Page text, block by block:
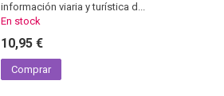
información viaria y turística d...
En stock
10,95 €
Comprar